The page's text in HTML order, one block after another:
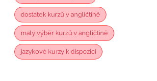
dostatek kurzů v angličtině
malý výběr kurzů v angličtině
jazykové kurzy k dispozici